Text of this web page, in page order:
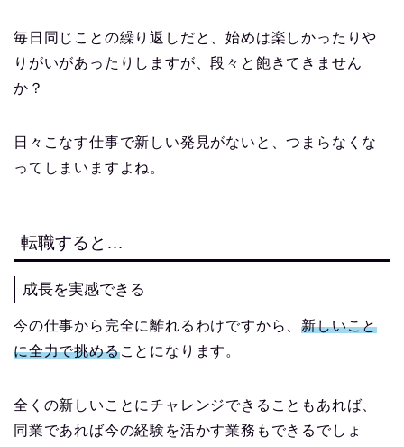
毎日同じことの繰り返しだと、始めは楽しかったりや
りがいがあったりしますが、段々と飽きてきません
か？
日々こなす仕事で新しい発見がないと、つまらなくな
ってしまいますよね。
転職すると…
成長を実感できる
今の仕事から完全に離れるわけですから、新しいこと
に全力で挑めることになります。
全くの新しいことにチャレンジできることもあれば、
同業であれば今の経験を活かす業務もできるでしょ